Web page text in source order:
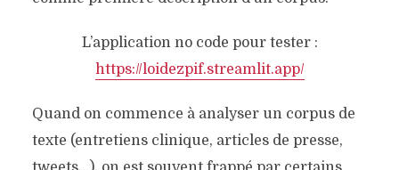
L’application no code pour tester :
https://loidezpif.streamlit.app/
Quand on commence à analyser un corpus de
texte (entretiens clinique, articles de presse,